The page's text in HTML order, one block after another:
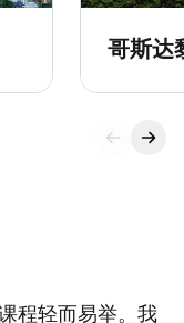
哥斯达
程轻而易举。我